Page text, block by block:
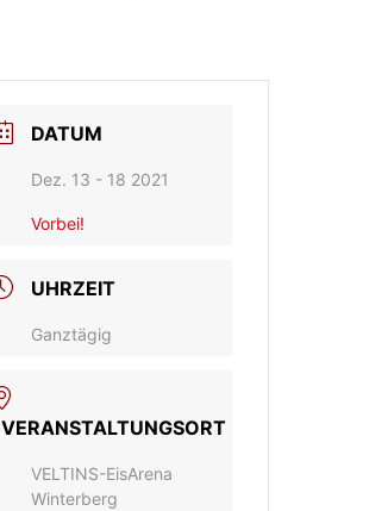
DATUM
Dez. 13 - 18 2021
Vorbei!
UHRZEIT
Ganztägig
VERANSTALTUNGSORT
VELTINS-EisArena
Winterberg